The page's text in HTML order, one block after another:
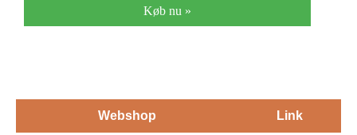
Køb nu »
Webshop Link